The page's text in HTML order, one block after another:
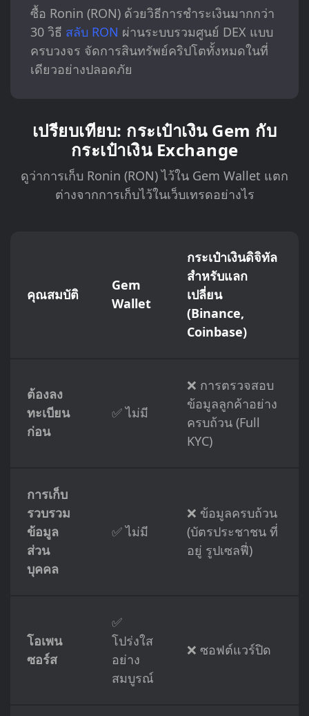
ซื้อ Ronin (RON) ด้วยวิธีการชำระเงินมากกว่า
30 วิธี สลับ RON ผ่านระบบรวมศูนย์ DEX แบบ
ครบวงจร จัดการสินทรัพย์คริปโตทั้งหมดในที่
เดียวอย่างปลอดภัย
เปรียบเทียบ: กระเป๋าเงิน Gem กับ
กระเป๋าเงิน Exchange
ดูว่าการเก็บ Ronin (RON) ไว้ใน Gem Wallet แตก
ต่างจากการเก็บไว้ในเว็บเทรดอย่างไร
คุณสมบัติ
Gem
Wallet
กระเป๋าเงินดิจิทัล
สำหรับแลก
เปลี่ยน
(Binance,
Coinbase)
ต้องลง
ทะเบียน
ก่อน
✅ ไม่มี
❌ การตรวจสอบ
ข้อมูลลูกค้าอย่าง
ครบถ้วน (Full
KYC)
การเก็บ
รวบรวม
ข้อมูล
ส่วน
บุคคล
✅ ไม่มี
❌ ข้อมูลครบถ้วน
(บัตรประชาชน ที่
อยู่ รูปเซลฟี่)
โอเพน
ซอร์ส
✅
โปร่งใส
อย่าง
สมบูรณ์
❌ ซอฟต์แวร์ปิด